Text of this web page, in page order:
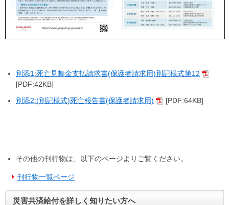
別添1:死亡見舞金支払請求書(保護者請求用)別記様式第12
[PDF:42KB]
別添2:(別記様式)死亡報告書(保護者請求用) [PDF:64KB]
その他の刊行物は、以下のページよりご覧ください。
刊行物一覧ページ
災害共済給付を詳しく知りたい方へ